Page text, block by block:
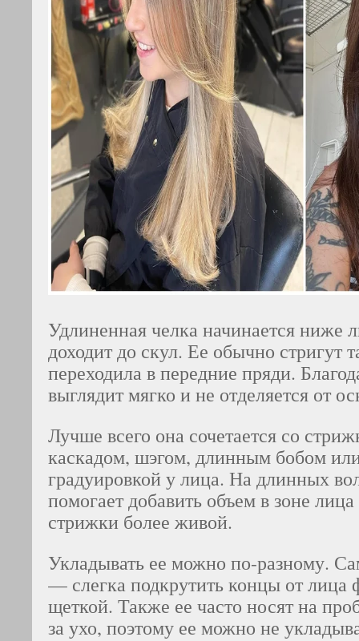
Удлиненная челка начинается ниже
доходит до скул. Ее обычно стригут
переходила в передние пряди.
выглядит мягко и не отделяется от
Лучше всего она сочетается со
каскадом, шэгом, длинным бобом
градуировкой у лица. На длинных
помогает добавить объем в зоне
стрижки более живой.
Укладывать ее можно по-разному.
— слегка подкрутить концы от лица
щеткой. Также ее часто носят на
за ухо, поэтому ее можно не